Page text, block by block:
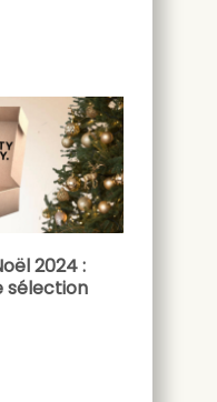
2024 :
sélection